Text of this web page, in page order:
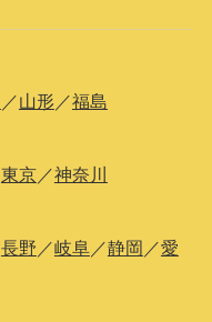
／山形／福島
東京／神奈川
長野 ／岐阜／静岡 ／愛